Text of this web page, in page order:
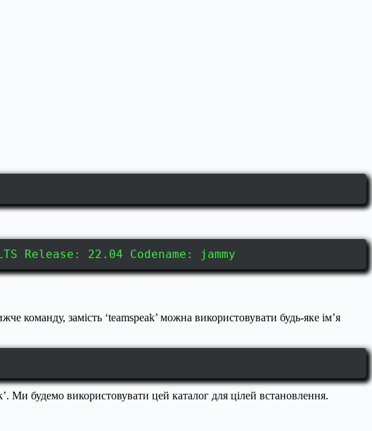
22.04 Codename: jammy
команду, замість ‘teamspeak’ можна використовувати будь-яке ім’я
Ми будемо використовувати цей каталог для цілей встановлення.